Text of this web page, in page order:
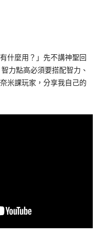
什麼用？」先不講神聖回
力點高必須要搭配智力、
米課玩家，分享我自己的